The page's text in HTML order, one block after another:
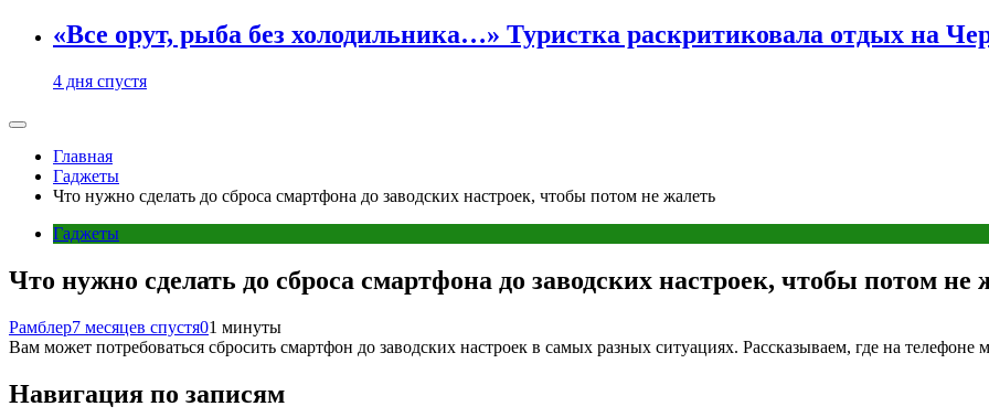
«Все орут, рыба без холодильника…» Туристка раскритиковала отдых на
4 дня спустя
Главная
Гаджеты
Что нужно сделать до сброса смартфона до заводских настроек, чтобы потом не жалеть
Гаджеты
Что нужно сделать до сброса смартфона до заводских настроек, чтобы потом не
Рамблер7 месяцев спустя01 минуты
Вам может потребоваться сбросить смартфон до заводских настроек в самых разных ситуациях. Рассказываем, где на телефоне
Навигация по записям